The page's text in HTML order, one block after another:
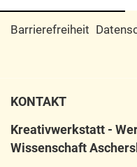
Barrierefreiheit
KONTAKT
Kreativwerkstatt -
Wissenschaft